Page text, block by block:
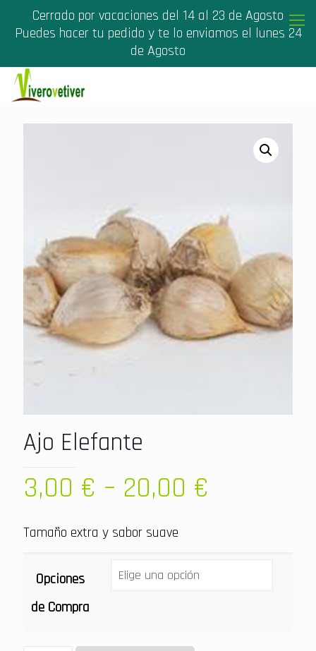
Cerrado por vacaciones del 14 al 23 de Agosto
Puedes hacer tu pedido y te lo enviamos el lunes 24
de Agosto
Ajo Elefante
3,00 € – 20,00 €
Tamaño extra y sabor suave
Opciones
de Compra